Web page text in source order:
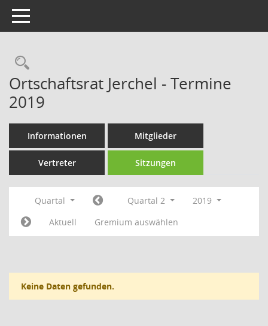
Toggle navigation
Rechercheauswahl
Ortschaftsrat Jerchel - Termine
2019
Informationen Mitglieder
Vertreter Sitzungen
Quartal Quartal 2
2019
Aktuell
Gremium auswählen
Keine Daten gefunden.